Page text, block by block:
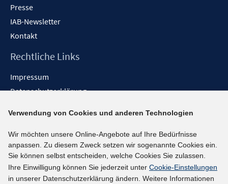
Presse
IAB-Newsletter
Kontakt
Rechtliche Links
Impressum
Datenschutzerklärung
Barrieren melden
Social-Media-Kanäle
BlueSky
YouTube
Verwendung von Cookies und anderen Technologien
Wir möchten unsere Online-Angebote auf Ihre Bedürfnisse
anpassen. Zu diesem Zweck setzen wir sogenannte Cookies ein.
Sie können selbst entscheiden, welche Cookies Sie zulassen.
Ihre Einwilligung können Sie jederzeit unter Cookie-Einstellungen
in unserer Datenschutzerklärung ändern. Weitere Informationen